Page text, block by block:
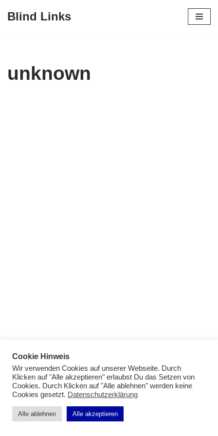
Blind Links
unknown
Impressum|Datenschutz
Cookie Hinweis
Wir verwenden Cookies auf unserer Webseite. Durch
Klicken auf "Alle akzeptieren" erlaubst Du das Setzen von
Cookies. Durch Klicken auf "Alle ablehnen" werden keine
Cookies gesetzt. Datenschutzerklärung
Alle ablehnen Alle akzeptieren